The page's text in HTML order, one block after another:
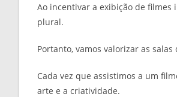
Ao incentivar a exibição de
plural.
Portanto, vamos valorizar as
Cada vez que assistimos a um
arte e a criatividade.